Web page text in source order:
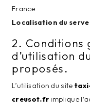
France
Localisation du
2. Conditions
d’utilisation
proposés.
L’utilisation du site
creusot.fr implique